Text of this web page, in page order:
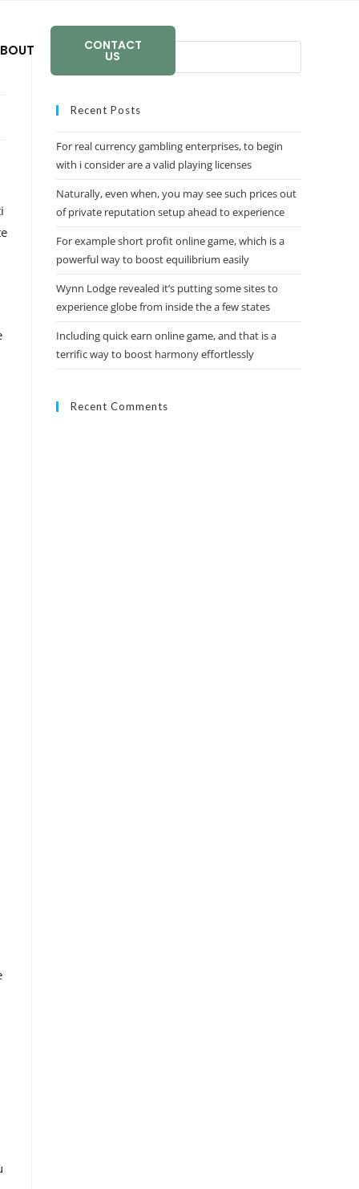
CONTACT
US
Recent Posts
For real currency gambling enterprises, to begin
with i consider are a valid playing licenses
Naturally, even when, you may see such prices out
of private reputation setup ahead to experience
For example short profit online game, which is a
powerful way to boost equilibrium easily
Wynn Lodge revealed it’s putting some sites to
experience globe from inside the a few states
Including quick earn online game, and that is a
terrific way to boost harmony effortlessly
Recent Comments